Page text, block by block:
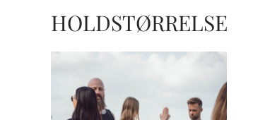
HOLDSTØRRELSE